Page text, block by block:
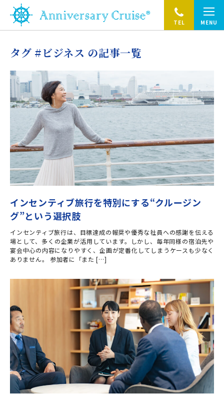
TEL MENU
タグ #ビジネス の記事一覧
インセンティブ旅行を特別にする“クルージン
グ”という選択肢
インセンティブ旅行は、目標達成の報奨や優秀な社員への感謝を伝える
場として、多くの企業が活用しています。しかし、毎年同様の宿泊先や
宴会中心の内容になりやすく、企画が定番化してしまうケースも少なく
ありません。 参加者に「また […]